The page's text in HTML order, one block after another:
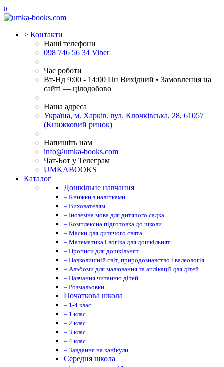
0
> Контакти
Наші телефони
098 746 56 34 Viber
Час роботи
Вт-Нд 9:00 - 14:00 Пн Вихідний • Замовлення на
сайті — цілодобово
Наша адреса
Україна, м. Харків, вул. Клочківська, 28, 61057
(Книжковий ринок)
Напишіть нам
info@umka-books.com
Чат-Бот у Телеграм
UMKABOOKS
Каталог
Дошкільне навчання
– Книжки з наліпками
– Вихователям
– Іноземна мова для дитячого садка
– Комплексна підготовка до школи
– Маски для дитячого свята
– Математика і логіка для дошкільнят
– Прописи для дошкільнят
– Навколишній світ, природознавство і валеологія
– Альбоми для малювання та аплікації для дітей
– Навчання читанню дітей
– Розмальовки
Початкова школа
– 1-4 клас
– 1 клас
– 2 клас
– 3 клас
– 4 клас
– Завдання на канікули
Середня школа